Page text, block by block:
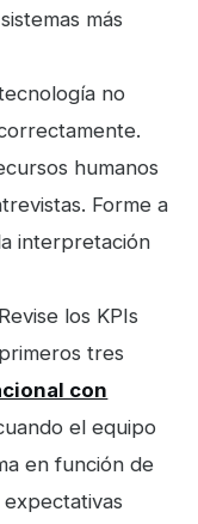
más
no
humanos
Forme a
interpretación
Revise los KPIs
tres
con
el equipo
en función de